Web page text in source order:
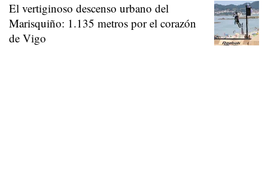
El vertiginoso descenso urbano del
Marisquiño: 1.135 metros por el corazón
de Vigo